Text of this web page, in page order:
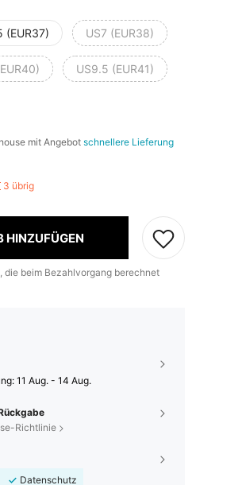
(EUR37) US7 (EUR38)
US9.5 (EUR41)
mit Angebot schnellere Lieferung
3 übrig
HINZUFÜGEN
die beim Bezahlvorgang berechnet
11 Aug. - 14 Aug.
Richtlinie
Datenschutz